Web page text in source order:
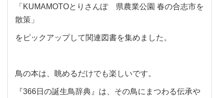
「KUMAMOTOとりさんぽ 県農業公園 春の合志市を
散策」
をピックアップして関連図書を集めました。
鳥の本は、眺めるだけでも楽しいです。
『366日の誕生鳥辞典』は、その鳥にまつわる伝承や